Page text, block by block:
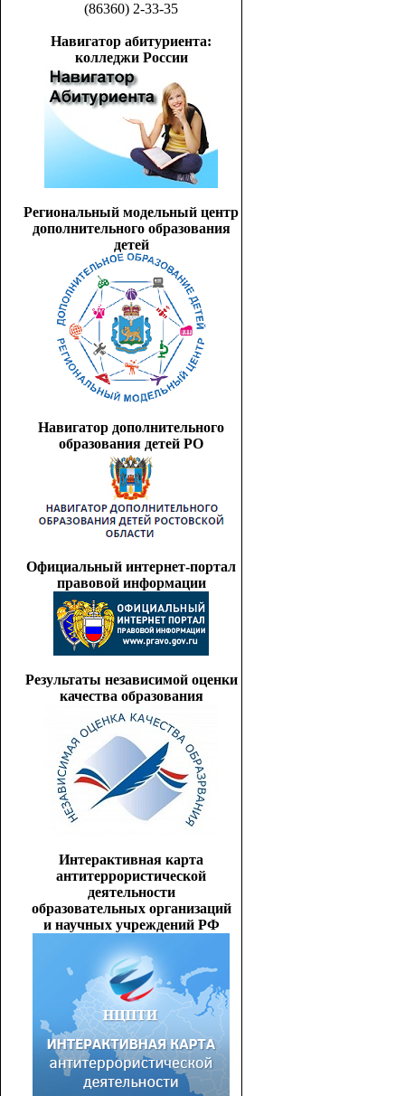
(86360) 2-33-35
Навигатор абитуриента:
колледжи России
Региональный модельный центр
дополнительного образования
детей
Навигатор дополнительного
образования детей РО
Официальный интернет-портал
правовой информации
Результаты независимой оценки
качества образования
Интерактивная карта
антитеррористической
деятельности
образовательных организаций
и научных учреждений РФ